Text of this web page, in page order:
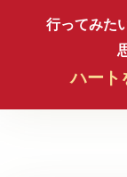
行ってみた
ハート